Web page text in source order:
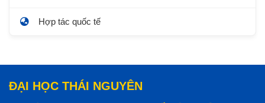
Hợp tác quốc tế
ĐẠI HỌC THÁI NGUYÊN